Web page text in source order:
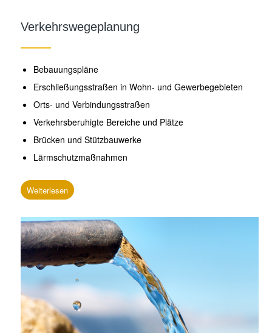
Verkehrswegeplanung
Bebauungspläne
Erschließungsstraßen in Wohn‐ und Gewerbegebieten
Orts‐ und Verbindungsstraßen
Verkehrsberuhigte Bereiche und Plätze
Brücken und Stützbauwerke
Lärmschutzmaßnahmen
Weiterlesen